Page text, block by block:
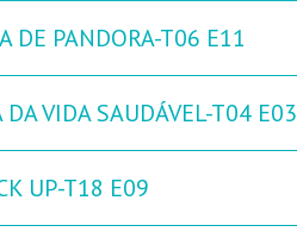
DE PANDORA-T06 E11
DA VIDA SAUDÁVEL-T04 E03
UP-T18 E09